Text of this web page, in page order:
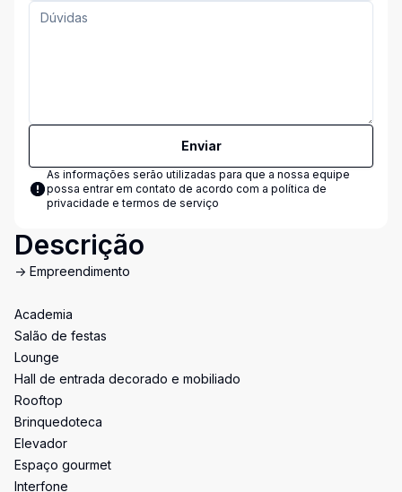
Enviar
As informações serão utilizadas para que a nossa equipe
possa entrar em contato de acordo com a política de
privacidade e termos de serviço
Descrição
-> Empreendimento
Academia
Salão de festas
Lounge
Hall de entrada decorado e mobiliado
Rooftop
Brinquedoteca
Elevador
Espaço gourmet
Interfone